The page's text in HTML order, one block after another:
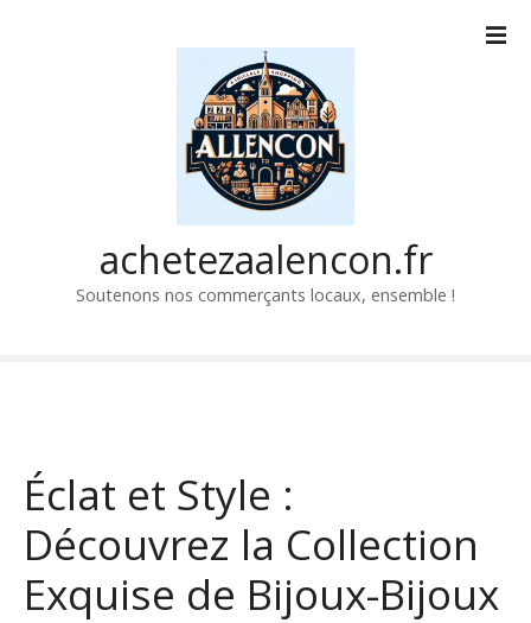
achetezaalencon.fr
Soutenons nos commerçants locaux, ensemble !
Éclat et Style :
Découvrez la Collection
Exquise de Bijoux-Bijoux